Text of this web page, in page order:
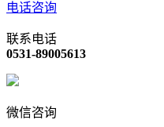
电话咨询
联系电话
0531-89005613
微信咨询